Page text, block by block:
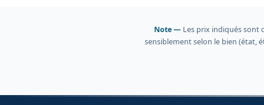
Note — Les prix indiqués sont
sensiblement selon le bien (état,